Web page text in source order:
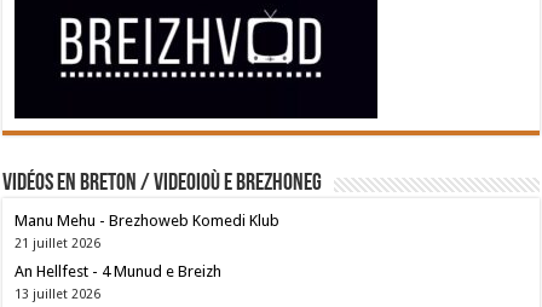
Vidéos en breton / Videoioù e brezhoneg
Manu Mehu - Brezhoweb Komedi Klub
21 juillet 2026
An Hellfest - 4 Munud e Breizh
13 juillet 2026